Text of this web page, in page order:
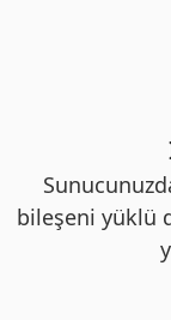
bileşeni yüklü